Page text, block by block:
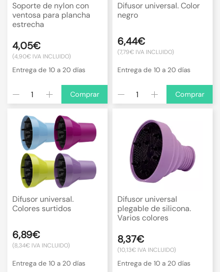
Soporte de nylon con
ventosa para plancha
estrecha
4,05€
(4,90€ IVA INCLUIDO)
Entrega de 10 a 20 días
Comprar
Difusor universal. Color
negro
6,44€
(7,79€ IVA INCLUIDO)
Entrega de 10 a 20 días
Comprar
Difusor universal.
Colores surtidos
6,89€
(8,34€ IVA INCLUIDO)
Entrega de 10 a 20 días
Difusor universal
plegable de silicona.
Varios colores
8,37€
(10,13€ IVA INCLUIDO)
Entrega de 10 a 20 días